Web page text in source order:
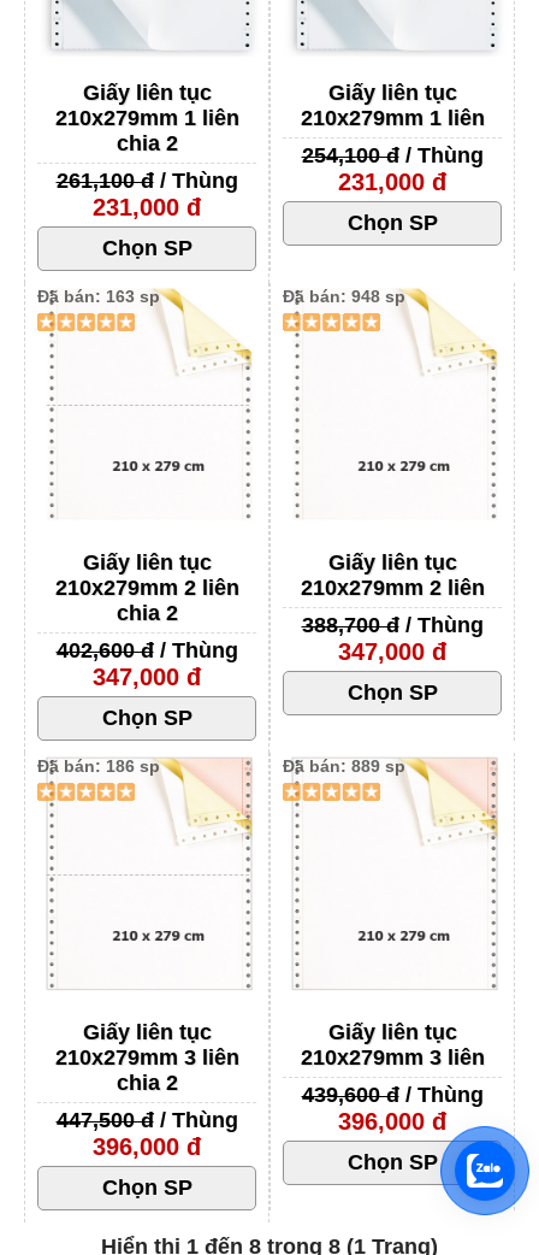
Giấy liên tục
210x279mm 1 liên
254,100 đ/ Thùng
231,000 đ
Giấy liên tục
210x279mm 1 liên
chia 2
261,100 đ/ Thùng
231,000 đ
Giấy liên tục
210x279mm 2 liên
388,700 đ/ Thùng
347,000 đ
Đã bán: 948 sp
Giấy liên tục
210x279mm 2 liên
chia 2
402,600 đ/ Thùng
347,000 đ
Đã bán: 163 sp
Giấy liên tục
210x279mm 3 liên
439,600 đ/ Thùng
396,000 đ
Đã bán: 889 sp
Giấy liên tục
210x279mm 3 liên
chia 2
447,500 đ/ Thùng
396,000 đ
Đã bán: 186 sp
Hiển thị 1 đến 8 trong 8 (1 Trang)